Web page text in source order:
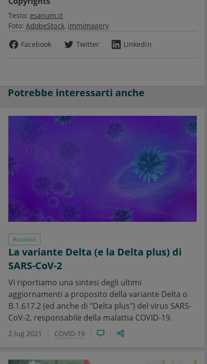
Testo: esanum.it
Foto: AdobeStock immimagery
Facebook
Twitter LinkedIn
Potrebbe interessarti anche
Attualità
La variante Delta (e la Delta plus) di
SARS-CoV-2
Vi riportiamo una sintesi degli ultimi
aggiornamenti a proposito della variante Delta o
B.1.617.2 (ed anche di "Delta plus") del virus SARS-
CoV-2, responsabile della malattia COVID-19.
2 lug 2021 COVID-19